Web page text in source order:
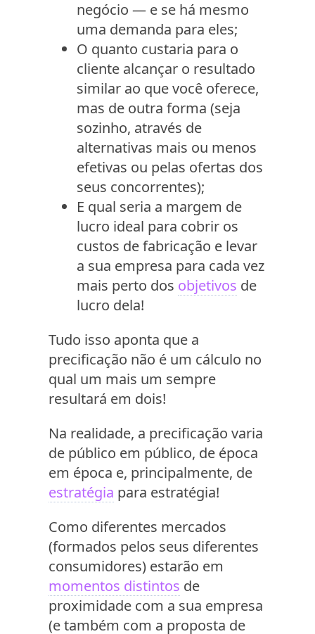
negócio — e se há mesmo
uma demanda para eles;
O quanto custaria para o
cliente alcançar o resultado
similar ao que você oferece,
mas de outra forma (seja
sozinho, através de
alternativas mais ou menos
efetivas ou pelas ofertas dos
seus concorrentes);
E qual seria a margem de
lucro ideal para cobrir os
custos de fabricação e levar
a sua empresa para cada vez
mais perto dos objetivos de
lucro dela!
Tudo isso aponta que a
precificação não é um cálculo no
qual um mais um sempre
resultará em dois!
Na realidade, a precificação varia
de público em público, de época
em época e, principalmente, de
estratégia para estratégia!
Como diferentes mercados
(formados pelos seus diferentes
consumidores) estarão em
momentos distintos de
proximidade com a sua empresa
(e também com a proposta de